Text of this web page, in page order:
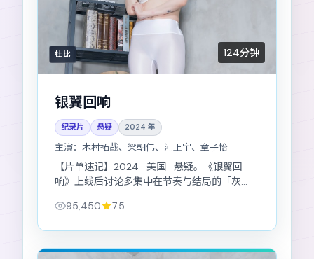
杜比 124分钟
银翼回响
纪录片 悬疑 2024 年
主演： 木村拓哉、梁朝伟、河正宇、章子怡
【片单速记】2024 · 美国 · 悬疑。《银翼回
响》上线后讨论多集中在节奏与结局的「灰
95,450
7.5